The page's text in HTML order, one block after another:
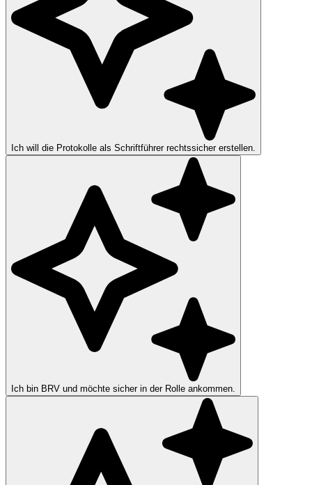
Ich will die Protokolle als Schriftführer rechtssicher erstellen.
Ich bin BRV und möchte sicher in der Rolle ankommen.